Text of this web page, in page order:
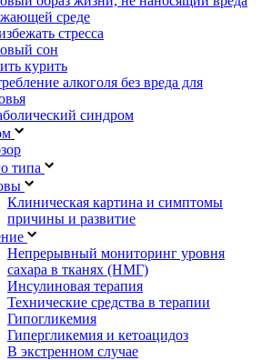
среде
стресса
сон
курить
алкоголя без вреда для
синдром
типа
Клиническая картина и симптомы
причины и развитие
Непрерывный мониторинг уровня
сахара в тканях (НМГ)
Инсулиновая терапия
Технические средства в терапии
Гипогликемия
Гипергликемия и кетоацидоз
В экстренном случае